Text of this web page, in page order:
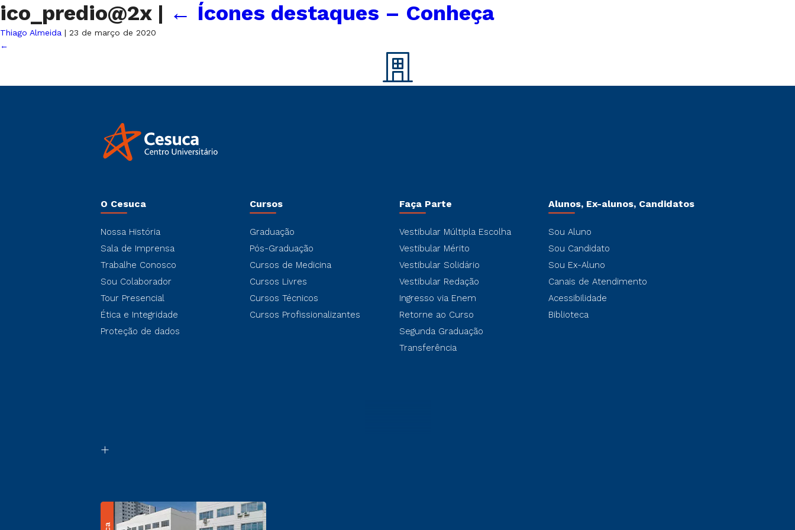
ico_predio@2x | ← Ícones destaques – Conheça
Thiago Almeida | 23 de março de 2020
←
O Cesuca
Nossa História
Sala de Imprensa
Trabalhe Conosco
Sou Colaborador
Tour Presencial
Ética e Integridade
Proteção de dados
Cursos
Graduação
Pós-Graduação
Cursos de Medicina
Cursos Livres
Cursos Técnicos
Cursos Profissionalizantes
Faça Parte
Vestibular Múltipla Escolha
Vestibular Mérito
Vestibular Solidário
Vestibular Redação
Ingresso via Enem
Retorne ao Curso
Segunda Graduação
Transferência
Alunos, Ex-alunos, Candidatos
Sou Aluno
Sou Candidato
Sou Ex-Aluno
Canais de Atendimento
Acessibilidade
Biblioteca